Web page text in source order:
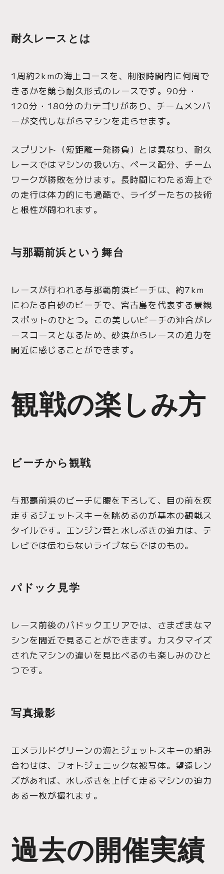
耐久レースとは
1周約2kmの海上コースを、制限時間内に何周で
きるかを競う耐久形式のレースです。90分・
120分・180分のカテゴリがあり、チームメンバ
ーが交代しながらマシンを走らせます。
スプリント（短距離一発勝負）とは異なり、耐久
レースではマシンの扱い方、ペース配分、チーム
ワークが勝敗を分けます。長時間にわたる海上で
の走行は体力的にも過酷で、ライダーたちの技術
と根性が問われます。
与那覇前浜という舞台
レースが行われる与那覇前浜ビーチは、約7km
にわたる白砂のビーチで、宮古島を代表する景観
スポットのひとつ。この美しいビーチの沖合がレ
ースコースとなるため、砂浜からレースの迫力を
間近に感じることができます。
観戦の楽しみ方
ビーチから観戦
与那覇前浜のビーチに腰を下ろして、目の前を疾
走するジェットスキーを眺めるのが基本の観戦ス
タイルです。エンジン音と水しぶきの迫力は、テ
レビでは伝わらないライブならではのもの。
パドック見学
レース前後のパドックエリアでは、さまざまなマ
シンを間近で見ることができます。カスタマイズ
されたマシンの違いを見比べるのも楽しみのひと
つです。
写真撮影
エメラルドグリーンの海とジェットスキーの組み
合わせは、フォトジェニックな被写体。望遠レン
ズがあれば、水しぶきを上げて走るマシンの迫力
ある一枚が撮れます。
過去の開催実績